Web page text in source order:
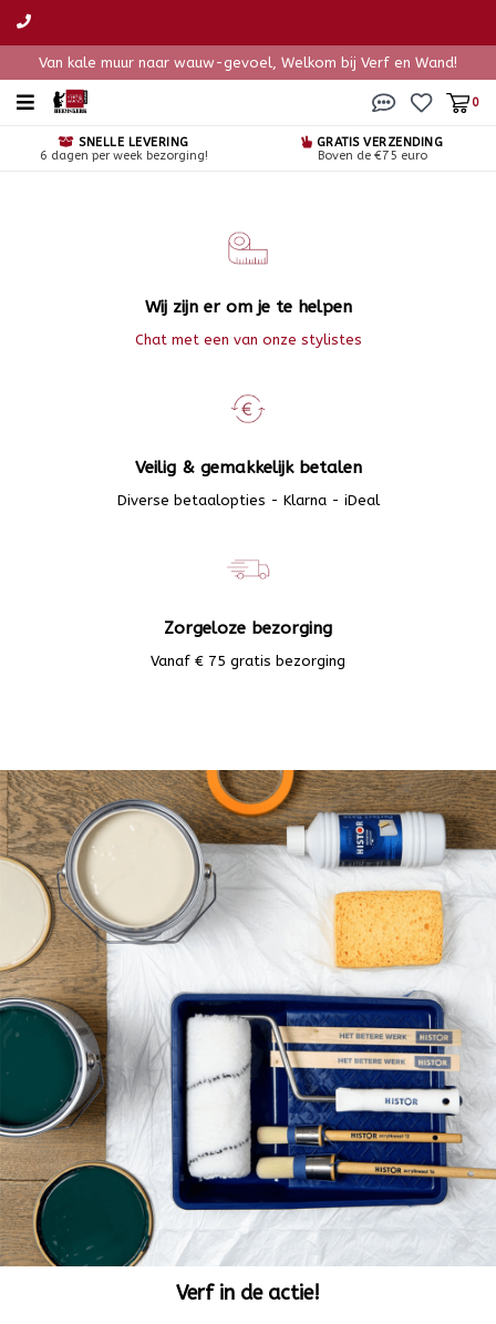
Van kale muur naar wauw-gevoel, Welkom bij Verf en Wand!
0
SNELLE LEVERING
6 dagen per week bezorging!
GRATIS VERZENDING
Boven de €75 euro
Wij zijn er om je te helpen
Chat met een van onze stylistes
Veilig & gemakkelijk betalen
Diverse betaalopties - Klarna - iDeal
Zorgeloze bezorging
Vanaf € 75 gratis bezorging
Verf in de actie!